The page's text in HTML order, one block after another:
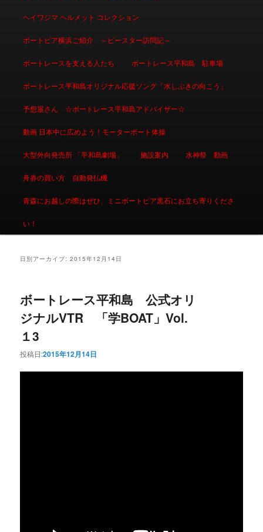
ヘイワジマ ヘルメット コレクション
ボートピア横浜ご紹介 ～ピースター訪問記～
ボートレースを支える人たち ボートレース平和島 駐車場
ボートレース平和島オリジナル応援ソング「水しぶきの向こう」
予想屋さん ☆ボートレース平和島アドバイザー☆
動画 日本中に広めよう！モーターボート体操
大型外向発売所 「平和島劇場」 施設案内 水神祭 動画
舟券の買い方 自動発払機
青森にお越しの際はぜひ、ミニボートピア黒石にお立ち寄りくださ
い！
日別アーカイブ:2015年12月14日
ボートレース平和島 公式オリ
ジナルVTR 「学BOAT」Vol.
１3
投稿日:2015年12月14日